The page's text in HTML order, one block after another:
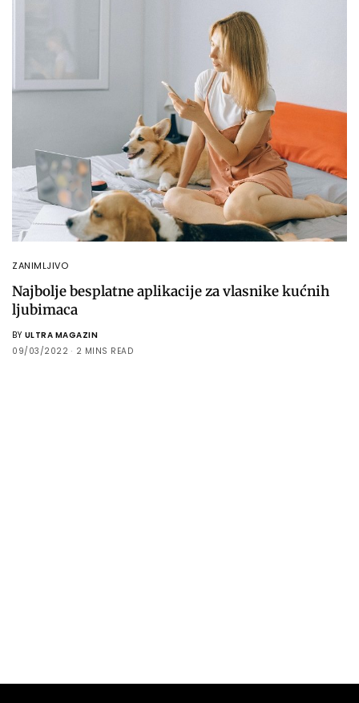
ZANIMLJIVO
Najbolje besplatne aplikacije za vlasnike kućnih
ljubimaca
BY ULTRA MAGAZIN
09/03/2022
2 MINS READ